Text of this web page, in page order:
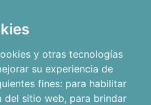
y otras tecnologías
su experiencia de
fines: para habilitar
del sitio web, para brindar